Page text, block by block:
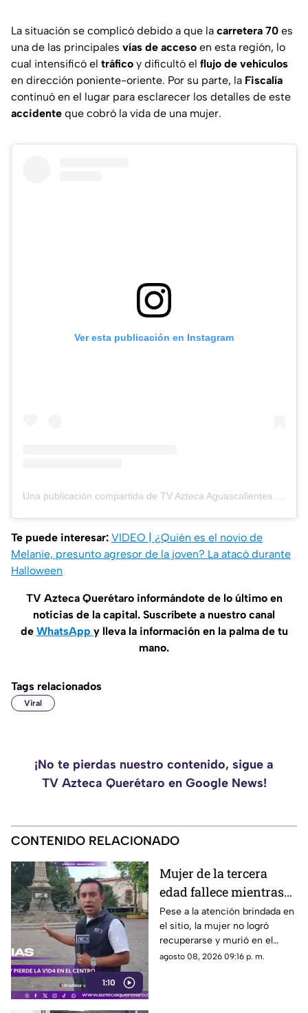
La situación se complicó debido a que la carretera 70 es
una de las principales vías de acceso en esta región, lo
cual intensificó el tráfico y dificultó el flujo de vehículos
en dirección poniente-oriente. Por su parte, la Fiscalía
continuó en el lugar para esclarecer los detalles de este
accidente que cobró la vida de una mujer.
Ver esta publicación en Instagram
Una publicación compartida de TV Azteca Aguascalientes (@aztecaags)
Te puede interesar: VIDEO | ¿Quién es el novio de
Melanie, presunto agresor de la joven? La atacó durante
Halloween
TV Azteca Querétaro informándote de lo último en
noticias de la capital. Suscríbete a nuestro canal
de WhatsApp y lleva la información en la palma de tu
mano.
Tags relacionados
Viral
¡No te pierdas nuestro contenido, sigue a
TV Azteca Querétaro en Google News!
CONTENIDO RELACIONADO
1:10
Mujer de la tercera
edad fallece mientras
caminaba por el Centro
de Querétaro
Pese a la atención brindada en
el sitio, la mujer no logró
recuperarse y murió en el
lugar.
agosto 08, 2026 09:16 p. m.